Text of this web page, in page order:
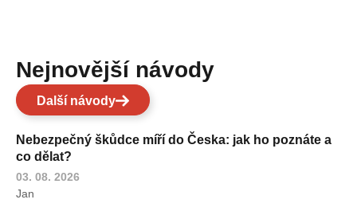
Nejnovější návody
Další návody
Nebezpečný škůdce míří do Česka: jak ho poznáte a
co dělat?
03. 08. 2026
Jan